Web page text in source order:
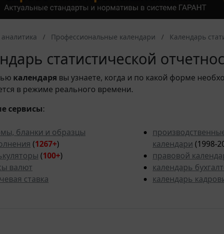
Профессиональные календари Календарь
статистической
календаря вы узнаете, когда и по какой форме
в режиме реального времени.
сервисы:
бланки и образцы
(1267+)
(100+)
валют
ставка
календари (1998-
правовой
календарь
календарь